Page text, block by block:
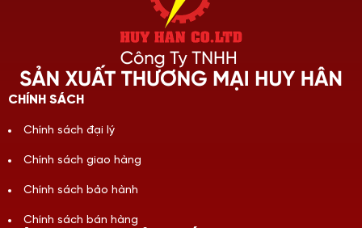
CHÍNH SÁCH
Chính sách đại lý
Chính sách giao hàng
Chính sách bảo hành
Chính sách bán hàng